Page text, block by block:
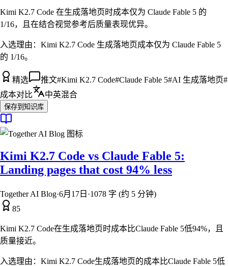
Kimi K2.7 Code 在生成落地页时成本仅为 Claude Fable 5 的
1/16，且在结合视觉参考后质量表现优异。
入选理由： Kimi K2.7 Code 生成落地页成本仅为 Claude Fable 5
的 1/16。
精选 推文#Kimi K2.7 Code#Claude Fable 5#AI 生成落地页#
成本对比
中英混合
保存到知识库
Kimi K2.7 Code vs Claude Fable 5:
Landing pages that cost 94% less
Together AI Blog·6月17日 ·1078 字 (约 5 分钟)
85
Kimi K2.7 Code在生成落地页时成本比Claude Fable 5低94%，且
质量接近。
入选理由： Kimi K2.7 Code生成落地页的成本比Claude Fable 5低